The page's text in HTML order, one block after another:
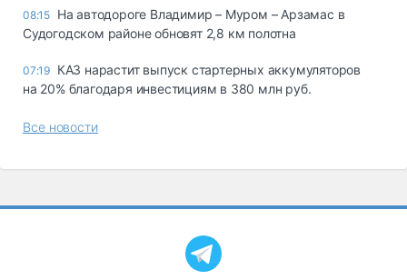
08:15 На автодороге Владимир – Муром – Арзамас в
Судогодском районе обновят 2,8 км полотна
07:19 КАЗ нарастит выпуск стартерных аккумуляторов
на 20% благодаря инвестициям в 380 млн руб.
Все новости